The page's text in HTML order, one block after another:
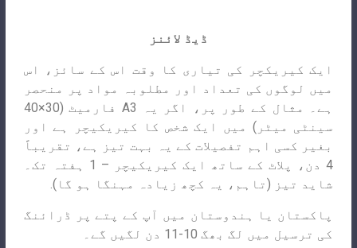
ڈیڈ لائنز
ایک کیریکچر کی تیاری کا وقت اس کے سائز، اس
میں لوگوں کی تعداد اور مطلوبہ مواد پر منحصر
ہے۔ مثال کے طور پر، اگر یہ A3 فارمیٹ (30×40
سینٹی میٹر) میں ایک شخص کا کیریکیچر ہے اور
بغیر کسی اہم تفصیلات کے یہ بہت تیز ہے، تقریباً
4 دن، پلاٹ کے ساتھ ایک کیریکیچر – 1 ہفتہ تک۔
شاید تیز (تاہم، یہ کچھ زیادہ مہنگا ہو گا).
پاکستان یا ہندوستان میں آپ کے پتے پر ڈرائنگ
کی ترسیل میں لگ بھگ 10-11 دن لگیں گے۔